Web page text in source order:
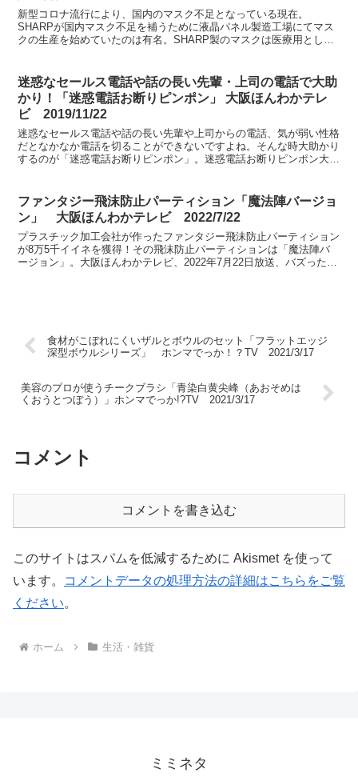
新型コロナ流行により、国内のマスク不足となっている現在。
SHARPが国内マスク不足を補うために液晶パネル製造工場にてマス
クの生産を始めていたのは有名。SHARP製のマスクは医療用として
迷惑なセールス電話や話の長い先輩・上司の電話で大助
かり！「迷惑電話お断りピンポン」 大阪ほんわかテレ
ビ 2019/11/22
迷惑なセールス電話や話の長い先輩や上司からの電話、気が弱い性格
だとなかなか電話を切ることができないですよね。そんな時大助かり
するのが「迷惑電話お断りピンポン」。迷惑電話お断りピンポン大阪
ファンタジー飛沫防止パーティション「魔法陣バージョ
ン」 大阪ほんわかテレビ 2022/7/22
プラスチック加工会社が作ったファンタジー飛沫防止パーティション
が8万5千イイネを獲得！その飛沫防止パーティションは「魔法陣バ
ージョン」。大阪ほんわかテレビ、2022年7月22日放送、バズった場
食材がこぼれにくいザルとボウルのセット「フラットエッジ
深型ボウルシリーズ」 ホンマでっか！？TV 2021/3/17
美容のプロが使うチークブラシ「青染白黄尖峰（あおそめは
くおうとつぼう）」ホンマでっか!?TV 2021/3/17
コメント
コメントを書き込む
このサイトはスパムを低減するために Akismet を使って
います。
コメントデータの処理方法の詳細はこちらをご覧
ください。
ホーム 生活・雑貨
ミミネタ